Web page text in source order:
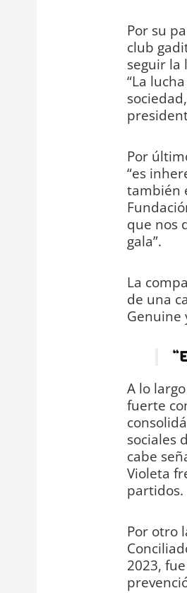
Por su
club
seguir la
“La
Por
“es
también
que nos
gala”.
La
de una
Genuine
A lo
fuerte
sociales
cabe
Violeta
partidos.
Por otro
2023,